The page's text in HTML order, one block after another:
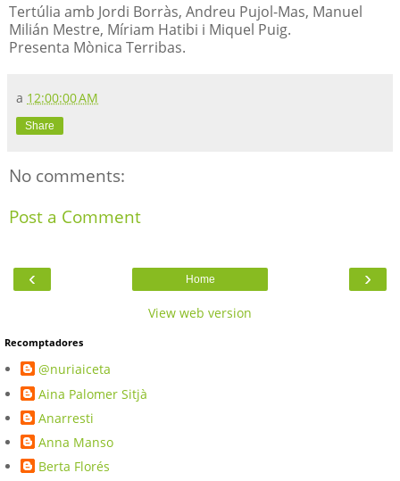
Tertúlia amb Jordi Borràs, Andreu Pujol-Mas, Manuel
Milián Mestre, Míriam Hatibi i Miquel Puig.
Presenta Mònica Terribas.
a 12:00:00 AM
Share
No comments:
Post a Comment
‹ ›
Home
View web version
Recomptadores
@nuriaiceta
Aina Palomer Sitjà
Anarresti
Anna Manso
Berta Florés